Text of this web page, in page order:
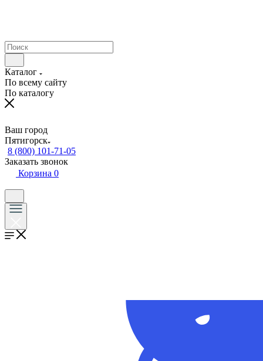
Каталог
По всему сайту
По каталогу
Ваш город
Пятигорск
8 (800) 101-71-05
Заказать звонок
Корзина 0